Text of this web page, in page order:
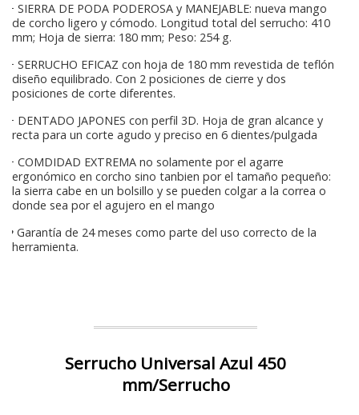
+ SIERRA DE PODA PODEROSA y MANEJABLE: nueva mango
de corcho ligero y cómodo. Longitud total del serrucho: 410
mm; Hoja de sierra: 180 mm; Peso: 254 g.
+ SERRUCHO EFICAZ con hoja de 180 mm revestida de teflón
diseño equilibrado. Con 2 posiciones de cierre y dos
posiciones de corte diferentes.
+ DENTADO JAPONES con perfil 3D. Hoja de gran alcance y
recta para un corte agudo y preciso en 6 dientes/pulgada
+ COMDIDAD EXTREMA no solamente por el agarre
ergonómico en corcho sino tanbien por el tamaño pequeño:
la sierra cabe en un bolsillo y se pueden colgar a la correa o
donde sea por el agujero en el mango
♥ Garantía de 24 meses como parte del uso correcto de la
herramienta.
Serrucho Universal Azul 450
mm/Serrucho